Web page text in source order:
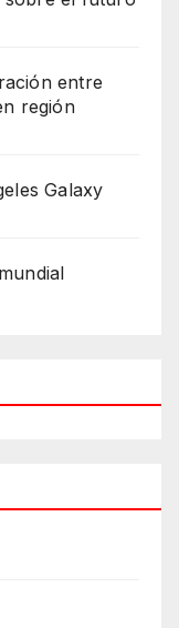
entre
región
Galaxy